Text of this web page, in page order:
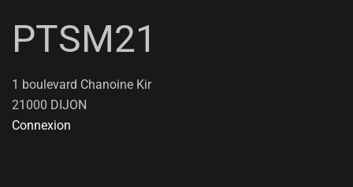
PTSM21
1 boulevard Chanoine Kir
21000 DIJON
Connexion